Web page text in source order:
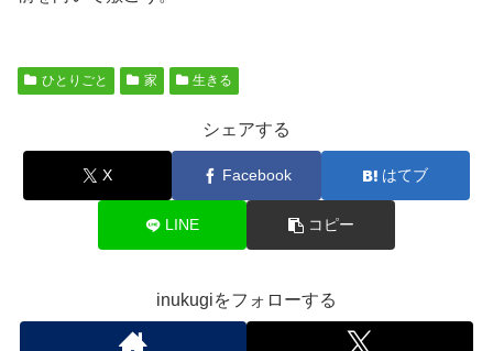
ひとりごと 家 生きる
シェアする
X Facebook はてブ
LINE コピー
inukugiをフォローする